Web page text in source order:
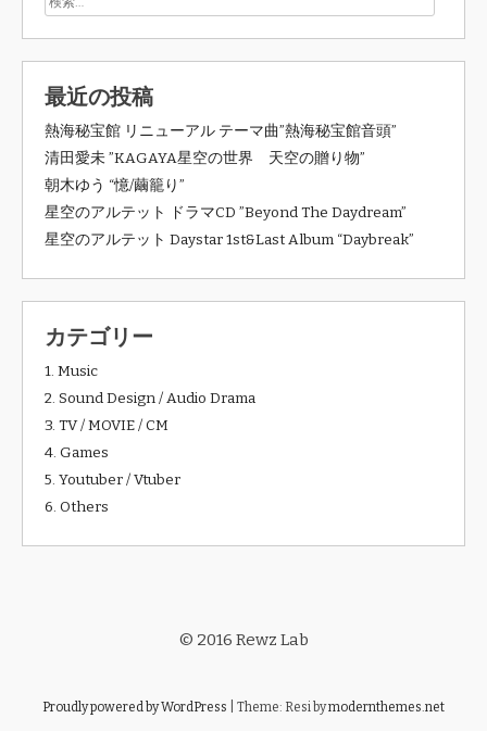
最近の投稿
熱海秘宝館 リニューアル テーマ曲”熱海秘宝館音頭”
清田愛未 ”KAGAYA星空の世界 天空の贈り物”
朝木ゆう “憶/繭籠り”
星空のアルテット ドラマCD ”Beyond The Daydream”
星空のアルテット Daystar 1st&Last Album “Daybreak”
カテゴリー
1. Music
2. Sound Design / Audio Drama
3. TV / MOVIE / CM
4. Games
5. Youtuber / Vtuber
6. Others
© 2016 Rewz Lab
Proudly powered by WordPress Theme: Resi bymodernthemes.net